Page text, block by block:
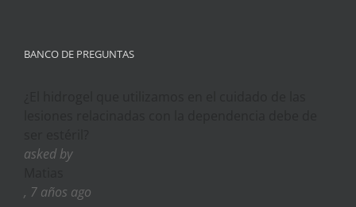
BANCO DE PREGUNTAS
asked by
, 7 años ago